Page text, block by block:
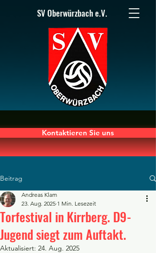
SV Oberwürzbach e.V.
Kontaktieren Sie uns
Beitrag
Torfestival in Kirrberg. D9-
Jugend siegt zum Auftakt.
Andreas Klam
23. Aug. 2025 1 Min. Lesezeit
Aktualisiert: 24. Aug. 2025